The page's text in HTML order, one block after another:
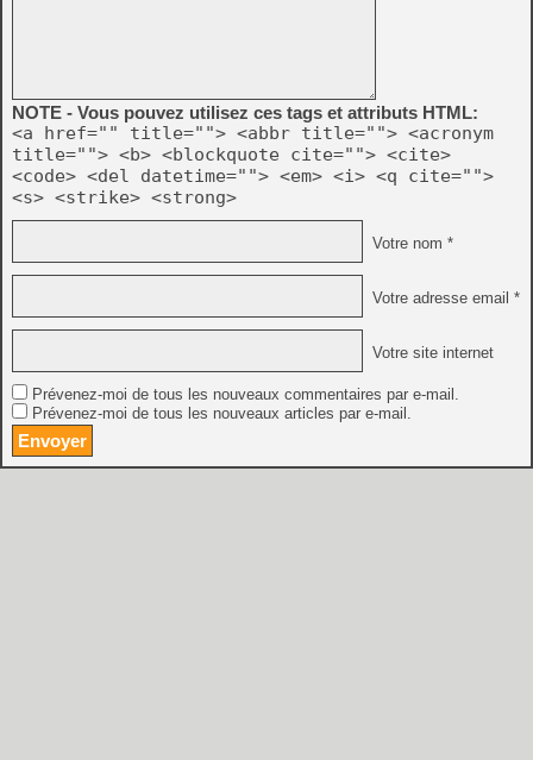
NOTE - Vous pouvez utilisez ces tags et attributs HTML:
<a href="" title=""> <abbr title=""> <acronym
title=""> <b> <blockquote cite=""> <cite>
<code> <del datetime=""> <em> <i> <q cite="">
<s> <strike> <strong>
Votre nom *
Votre adresse email *
Votre site internet
Prévenez-moi de tous les nouveaux commentaires par e-mail.
Prévenez-moi de tous les nouveaux articles par e-mail.